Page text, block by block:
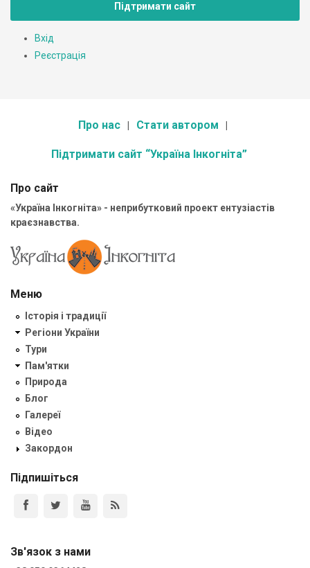
Підтримати сайт
Вхід
Реєстрація
Про нас Стати автором
Підтримати сайт “Україна Інкогніта”
Про сайт
«Україна Інкогніта» - неприбутковий проект ентузіастів
краєзнавства.
Меню
Історія і традиції
Регіони України
Тури
Пам'ятки
Природа
Блог
Галереї
Відео
Закордон
Підпишіться
Зв'язок з нами